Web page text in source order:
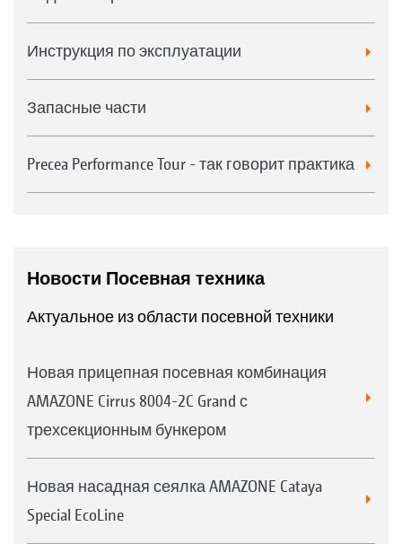
Инструкция по эксплуатации
Запасные части
Precea Performance Tour - так говорит практика
Новости Посевная техника
Актуальное из области посевной техники
Новая прицепная посевная комбинация
AMAZONE Cirrus 8004-2C Grand с
трехсекционным бункером
Новая насадная сеялка AMAZONE Cataya
Special EcoLine